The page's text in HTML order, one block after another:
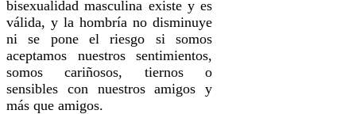
bisexualidad masculina existe y es
válida, y la hombría no disminuye
ni se pone el riesgo si somos
aceptamos nuestros sentimientos,
somos cariñosos, tiernos o
sensibles con nuestros amigos y
más que amigos.